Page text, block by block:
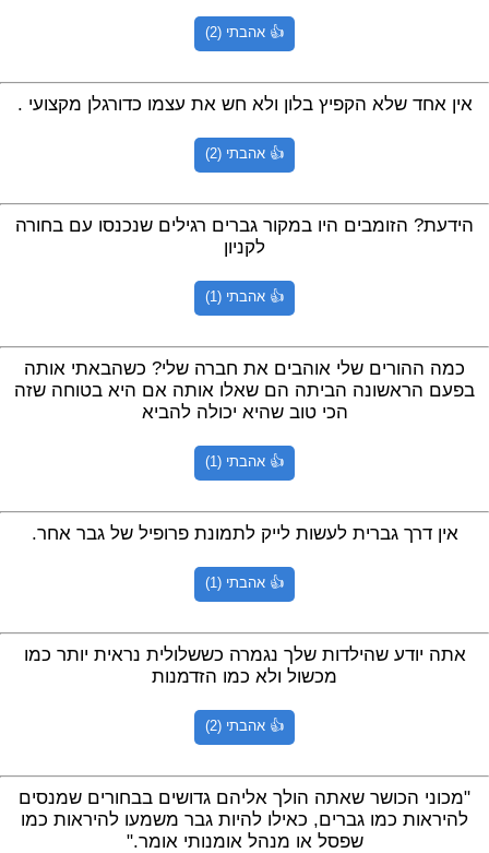
👍 אהבתי (2)
אין אחד שלא הקפיץ בלון ולא חש את עצמו כדורגלן מקצועי .
👍 אהבתי (2)
הידעת? הזומבים היו במקור גברים רגילים שנכנסו עם בחורה
לקניון
👍 אהבתי (1)
כמה ההורים שלי אוהבים את חברה שלי? כשהבאתי אותה
בפעם הראשונה הביתה הם שאלו אותה אם היא בטוחה שזה
הכי טוב שהיא יכולה להביא
👍 אהבתי (1)
אין דרך גברית לעשות לייק לתמונת פרופיל של גבר אחר.
👍 אהבתי (1)
אתה יודע שהילדות שלך נגמרה כששלולית נראית יותר כמו
מכשול ולא כמו הזדמנות
👍 אהבתי (2)
"מכוני הכושר שאתה הולך אליהם גדושים בבחורים שמנסים
להיראות כמו גברים, כאילו להיות גבר משמעו להיראות כמו
שפסל או מנהל אומנותי אומר."